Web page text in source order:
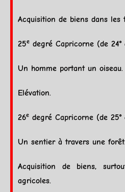
Acquisition de biens dans les
25e degré Capricorne (de 24°
Un homme portant un
Elévation.
26e degré Capricorne (de 25°
Un sentier à travers une
Acquisition de biens,
agricoles.